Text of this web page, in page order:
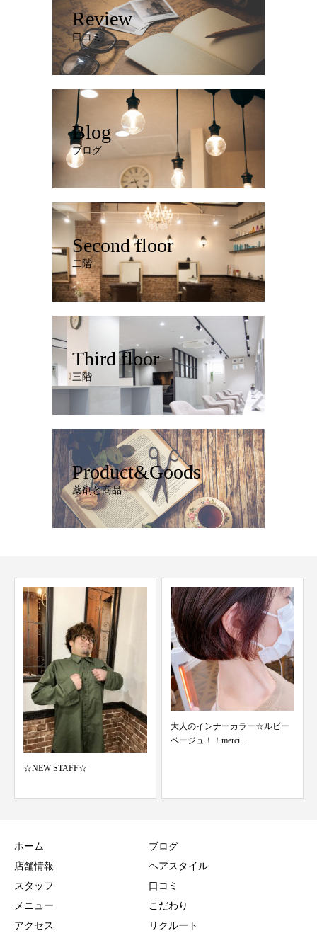
Review
口コミ
Blog
ブログ
Second floor
二階
Third floor
三階
Product&Goods
薬剤と商品
大人のインナーカラー☆ルビー
ベージュ！！merci...
10/2 スタッフ検温結果 merci青葉
台 美容...
ホーム
店舗情報
スタッフ
メニュー
アクセス
ブログ
ヘアスタイル
口コミ
こだわり
リクルート